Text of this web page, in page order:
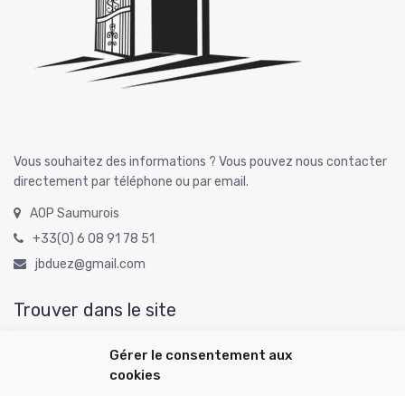
Gérer le consentement aux
cookies
Vous souhaitez des informations ? Vous pouvez nous contacter
directement par téléphone ou par email.
AOP Saumurois
+33(0) 6 08 91 78 51
jbduez@gmail.com
Trouver dans le site